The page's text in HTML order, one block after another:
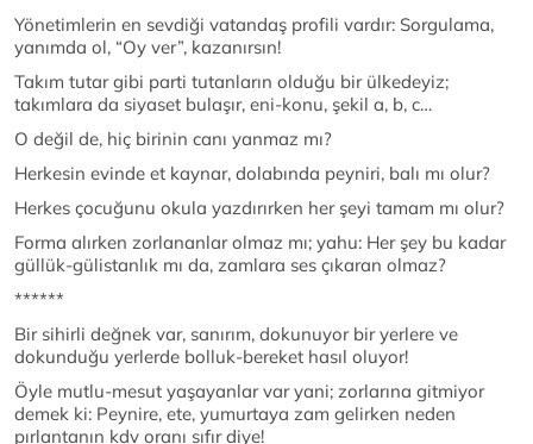
Yönetimlerin en sevdiği vatandaş profili vardır: Sorgulama,
yanımda ol, “Oy ver”, kazanırsın!
Takım tutar gibi parti tutanların olduğu bir ülkedeyiz;
takımlara da siyaset bulaşır, eni-konu, şekil a, b, c…
O değil de, hiç birinin canı yanmaz mı?
Herkesin evinde et kaynar, dolabında peyniri, balı mı olur?
Herkes çocuğunu okula yazdırırken her şeyi tamam mı olur?
Forma alırken zorlananlar olmaz mı; yahu: Her şey bu kadar
güllük-gülistanlık mı da, zamlara ses çıkaran olmaz?
******
Bir sihirli değnek var, sanırım, dokunuyor bir yerlere ve
dokunduğu yerlerde bolluk-bereket hasıl oluyor!
Öyle mutlu-mesut yaşayanlar var yani; zorlarına gitmiyor
demek ki: Peynire, ete, yumurtaya zam gelirken neden
pırlantanın kdv oranı sıfır diye!